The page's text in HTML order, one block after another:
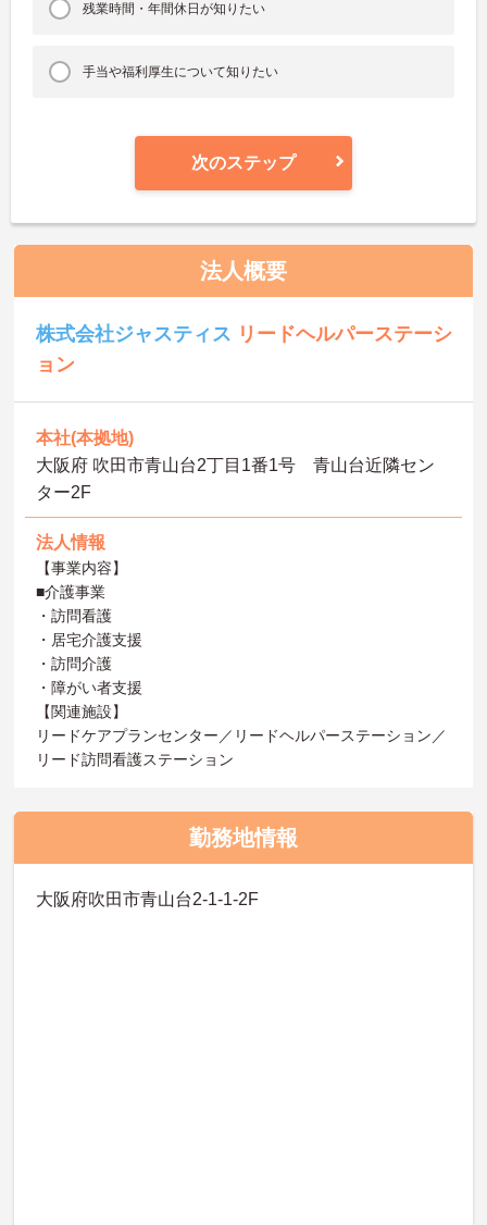
残業時間・年間休日が知りたい
手当や福利厚生について知りたい
次のステップ
法人概要
株式会社ジャスティス リードヘルパーステーシ
ョン
本社(本拠地)
大阪府 吹田市青山台2丁目1番1号 青山台近隣セン
ター2F
法人情報
【事業内容】
■介護事業
・訪問看護
・居宅介護支援
・訪問介護
・障がい者支援
【関連施設】
リードケアプランセンター／リードヘルパーステーション／
リード訪問看護ステーション
勤務地情報
大阪府吹田市青山台2-1-1-2F